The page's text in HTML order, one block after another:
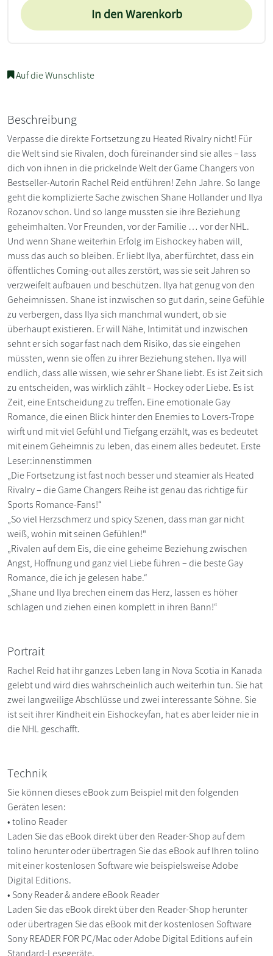
In den Warenkorb
Auf die Wunschliste
Beschreibung
Verpasse die direkte Fortsetzung zu Heated Rivalry nicht! Für
die Welt sind sie Rivalen, doch füreinander sind sie alles – lass
dich von ihnen in die prickelnde Welt der Game Changers von
Bestseller-Autorin Rachel Reid entführen! Zehn Jahre. So lange
geht die komplizierte Sache zwischen Shane Hollander und Ilya
Rozanov schon. Und so lange mussten sie ihre Beziehung
geheimhalten. Vor Freunden, vor der Familie … vor der NHL.
Und wenn Shane weiterhin Erfolg im Eishockey haben will,
muss das auch so bleiben. Er liebt Ilya, aber fürchtet, dass ein
öffentliches Coming-out alles zerstört, was sie seit Jahren so
verzweifelt aufbauen und beschützen. Ilya hat genug von den
Geheimnissen. Shane ist inzwischen so gut darin, seine Gefühle
zu verbergen, dass Ilya sich manchmal wundert, ob sie
überhaupt existieren. Er will Nähe, Intimität und inzwischen
sehnt er sich sogar fast nach dem Risiko, das sie eingehen
müssten, wenn sie offen zu ihrer Beziehung stehen. Ilya will
endlich, dass alle wissen, wie sehr er Shane liebt. Es ist Zeit sich
zu entscheiden, was wirklich zählt – Hockey oder Liebe. Es ist
Zeit, eine Entscheidung zu treffen. Eine emotionale Gay
Romance, die einen Blick hinter den Enemies to Lovers-Trope
wirft und mit viel Gefühl und Tiefgang erzählt, was es bedeutet
mit einem Geheimnis zu leben, das einem alles bedeutet. Erste
Leser:innenstimmen
„Die Fortsetzung ist fast noch besser und steamier als Heated
Rivalry – die Game Changers Reihe ist genau das richtige für
Sports Romance-Fans!“
„So viel Herzschmerz und spicy Szenen, dass man gar nicht
weiß, wohin mit seinen Gefühlen!"
„Rivalen auf dem Eis, die eine geheime Beziehung zwischen
Angst, Hoffnung und ganz viel Liebe führen – die beste Gay
Romance, die ich je gelesen habe.“
„Shane und Ilya brechen einem das Herz, lassen es höher
schlagen und ziehen einen komplett in ihren Bann!“
Portrait
Rachel Reid hat ihr ganzes Leben lang in Nova Scotia in Kanada
gelebt und wird dies wahrscheinlich auch weiterhin tun. Sie hat
zwei langweilige Abschlüsse und zwei interessante Söhne. Sie
ist seit ihrer Kindheit ein Eishockeyfan, hat es aber leider nie in
die NHL geschafft.
Technik
Sie können dieses eBook zum Beispiel mit den folgenden
Geräten lesen:
• tolino Reader
Laden Sie das eBook direkt über den Reader-Shop auf dem
tolino herunter oder übertragen Sie das eBook auf Ihren tolino
mit einer kostenlosen Software wie beispielsweise Adobe
Digital Editions.
• Sony Reader & andere eBook Reader
Laden Sie das eBook direkt über den Reader-Shop herunter
oder übertragen Sie das eBook mit der kostenlosen Software
Sony READER FOR PC/Mac oder Adobe Digital Editions auf ein
Standard-Lesegeräte.